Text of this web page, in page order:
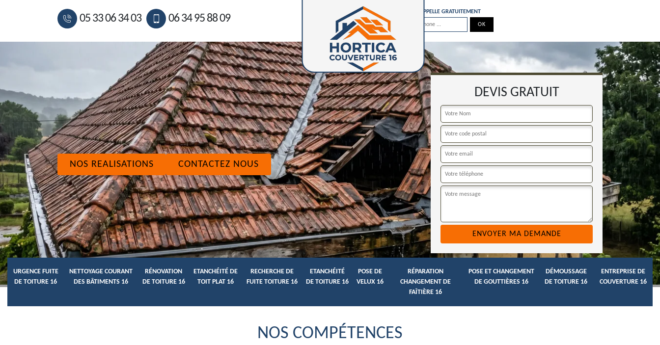
05 33 06 34 03 06 34 95 88 09
ON VOUS RAPPELLE GRATUITEMENT
NOS REALISATIONS CONTACTEZ NOUS
DEVIS GRATUIT
URGENCE FUITE
DE TOITURE 16
NETTOYAGE COURANT
DES BÂTIMENTS 16
RÉNOVATION
DE TOITURE 16
ETANCHÉITÉ DE
TOIT PLAT 16
RECHERCHE DE
FUITE TOITURE 16
ETANCHÉITÉ
DE TOITURE 16
POSE DE
VELUX 16
RÉPARATION
CHANGEMENT DE
FAÎTIÈRE 16
POSE ET CHANGEMENT
DE GOUTTIÈRES 16
DÉMOUSSAGE
DE TOITURE 16
ENTREPRISE DE
COUVERTURE 16
NOS COMPÉTENCES